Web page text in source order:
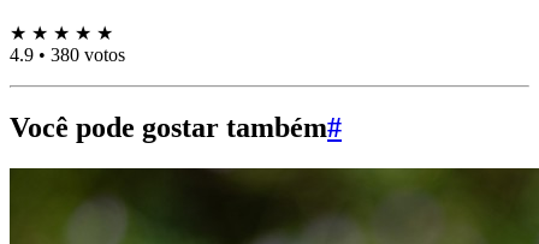
★ ★ ★ ★ ★
4.9 • 380 votos
Você pode gostar também#